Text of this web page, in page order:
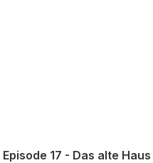
Episode 17 - Das alte Haus